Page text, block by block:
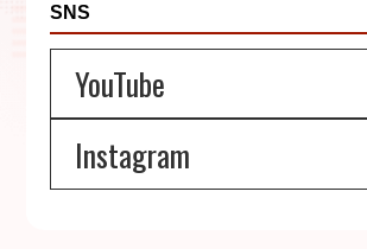
SNS
YouTube
Instagram